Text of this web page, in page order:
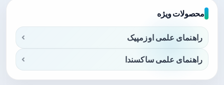
محصولات ویژه
راهنمای علمی اوزمپیک
راهنمای علمی ساکسندا